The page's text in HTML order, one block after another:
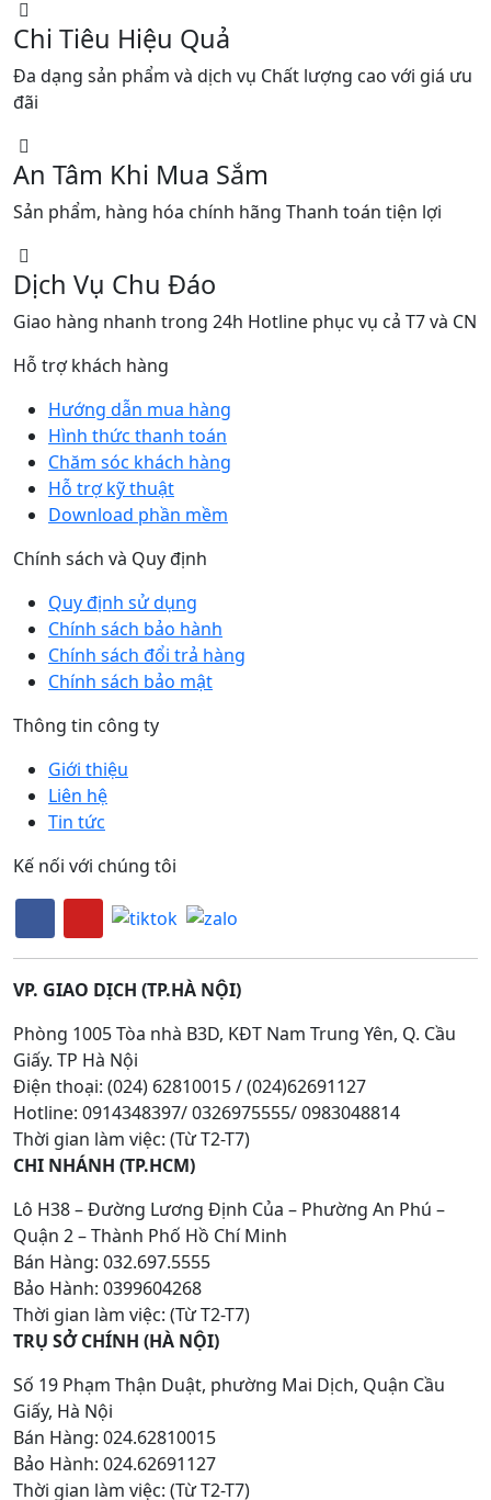
Chi Tiêu Hiệu Quả
Đa dạng sản phẩm và dịch vụ Chất lượng cao với giá ưu
đãi
An Tâm Khi Mua Sắm
Sản phẩm, hàng hóa chính hãng Thanh toán tiện lợi
Dịch Vụ Chu Đáo
Giao hàng nhanh trong 24h Hotline phục vụ cả T7 và CN
Hỗ trợ khách hàng
Hướng dẫn mua hàng
Hình thức thanh toán
Chăm sóc khách hàng
Hỗ trợ kỹ thuật
Download phần mềm
Chính sách và Quy định
Quy định sử dụng
Chính sách bảo hành
Chính sách đổi trả hàng
Chính sách bảo mật
Thông tin công ty
Giới thiệu
Liên hệ
Tin tức
Kế nối với chúng tôi
VP. GIAO DỊCH (TP.HÀ NỘI)
Phòng 1005 Tòa nhà B3D, KĐT Nam Trung Yên, Q. Cầu
Giấy. TP Hà Nội
Điện thoại: (024) 62810015 / (024)62691127
Hotline: 0914348397/ 0326975555/ 0983048814
Thời gian làm việc: (Từ T2-T7)
CHI NHÁNH (TP.HCM)
Lô H38 – Đường Lương Định Của – Phường An Phú –
Quận 2 – Thành Phố Hồ Chí Minh
Bán Hàng: 032.697.5555
Bảo Hành: 0399604268
Thời gian làm việc: (Từ T2-T7)
TRỤ SỞ CHÍNH (HÀ NỘI)
Số 19 Phạm Thận Duật, phường Mai Dịch, Quận Cầu
Giấy, Hà Nội
Bán Hàng: 024.62810015
Bảo Hành: 024.62691127
Thời gian làm việc: (Từ T2-T7)